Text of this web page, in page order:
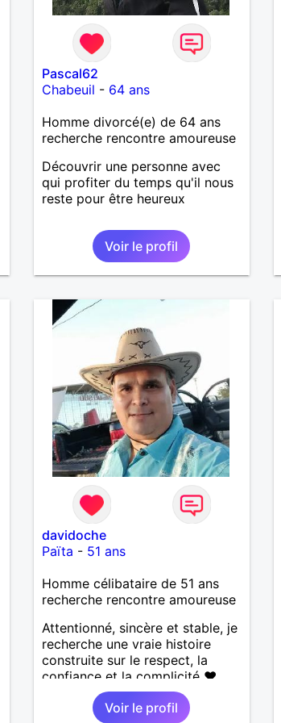
Pascal62
Chabeuil - 64 ans
Homme divorcé(e) de 64 ans
recherche rencontre amoureuse
Découvrir une personne avec
qui profiter du temps qu'il nous
reste pour être heureux
Voir le profil
davidoche
Païta - 51 ans
Homme célibataire de 51 ans
recherche rencontre amoureuse
Attentionné, sincère et stable, je
recherche une vraie histoire
construite sur le respect, la
confiance et la complicité ❤️
J’aime les choses simples de la
vie : la nature, la mer, les
Voir le profil